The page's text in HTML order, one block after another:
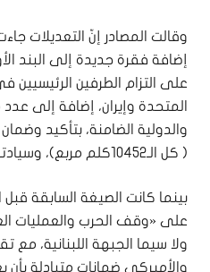
وقالت المصادر إنّ التعديلات
إضافة فقرة جديدة إلى البند
على التزام الطرفين الرئيسيين
المتحدة وإيران، إضافة إلى
والدولية الضامنة، بتأكيد
( كل الـ10452كلم مربع)، وسيادتها وسلامتها الإقليمية.
بينما كانت الصيغة السابقة قبل
على «وقف الحرب والعمليات
ولا سيما الجبهة اللبنانية، مع
والأميركي ضمانات متبادلة